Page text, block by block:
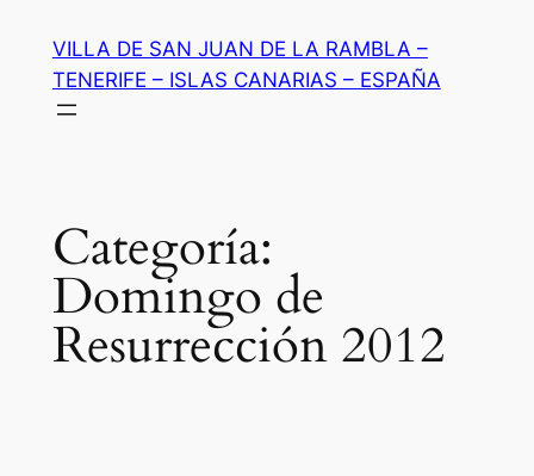
contenido
VILLA DE SAN JUAN DE LA RAMBLA –
TENERIFE – ISLAS CANARIAS – ESPAÑA
Categoría:
Domingo de
Resurrección 2012